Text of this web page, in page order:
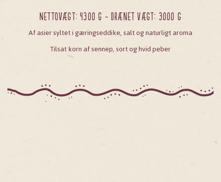
Nettovægt: 4300 g - Drænet vægt: 3000 g
Af asier syltet i gæringseddike, salt og naturligt aroma
Tilsat korn af sennep, sort og hvid peber